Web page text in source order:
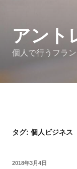
アント
個人で行うフラ
タグ: 個人ビジネス
投
2018年3月4日